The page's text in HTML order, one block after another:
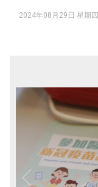
2024年08月29日 星期四